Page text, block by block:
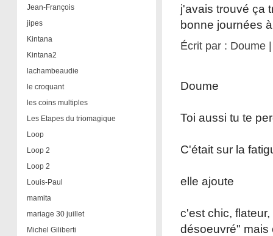
Jean-François
jipes
Kintana
Kintana2
lachambeaudie
le croquant
les coins multiples
Les Etapes du triomagique
Loop
Loop 2
Loop 2
Louis-Paul
mamita
mariage 30 juillet
Michel Giliberti
j'avais trouvé ça
bonne journées
Écrit par : Doume
Doume
Toi aussi tu te
C'était sur la
elle ajoute
c'est chic,
désoeuvré" mais